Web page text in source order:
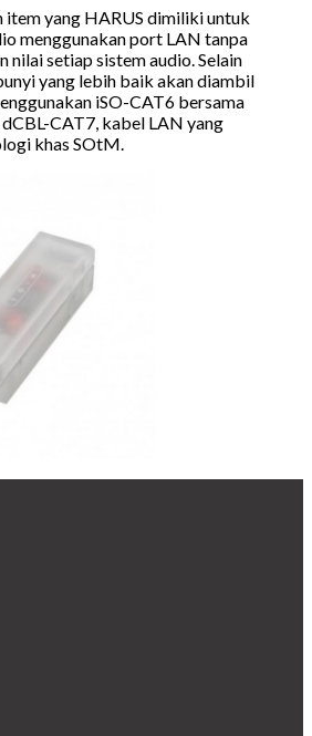
item yang HARUS dimiliki untuk
menggunakan port LAN tanpa
nilai setiap sistem audio. Selain
yang lebih baik akan diambil
iSO-CAT6 bersama
CAT7, kabel LAN yang
khas SOtM.